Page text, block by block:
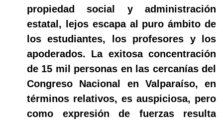
propiedad social y administración
estatal, lejos escapa al puro ámbito de
los estudiantes, los profesores y los
apoderados. La exitosa concentración
de 15 mil personas en las cercanías del
Congreso Nacional en Valparaíso, en
términos relativos, es auspiciosa, pero
como expresión de fuerzas resulta